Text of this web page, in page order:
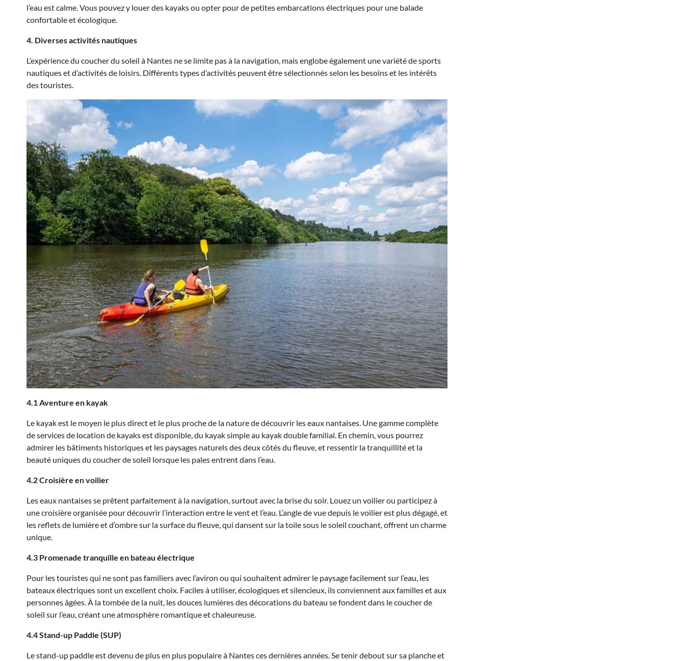
l’eau est calme. Vous pouvez y louer des kayaks ou opter pour de petites embarcations électriques pour une balade
confortable et écologique.
4. Diverses activités nautiques
L’expérience du coucher du soleil à Nantes ne se limite pas à la navigation, mais englobe également une variété de sports
nautiques et d’activités de loisirs. Différents types d’activités peuvent être sélectionnés selon les besoins et les intérêts
des touristes.
4.1 Aventure en kayak
Le kayak est le moyen le plus direct et le plus proche de la nature de découvrir les eaux nantaises. Une gamme complète
de services de location de kayaks est disponible, du kayak simple au kayak double familial. En chemin, vous pourrez
admirer les bâtiments historiques et les paysages naturels des deux côtés du fleuve, et ressentir la tranquillité et la
beauté uniques du coucher de soleil lorsque les pales entrent dans l’eau.
4.2 Croisière en voilier
Les eaux nantaises se prêtent parfaitement à la navigation, surtout avec la brise du soir. Louez un voilier ou participez à
une croisière organisée pour découvrir l’interaction entre le vent et l’eau. L’angle de vue depuis le voilier est plus dégagé, et
les reflets de lumière et d’ombre sur la surface du fleuve, qui dansent sur la toile sous le soleil couchant, offrent un charme
unique.
4.3 Promenade tranquille en bateau électrique
Pour les touristes qui ne sont pas familiers avec l’aviron ou qui souhaitent admirer le paysage facilement sur l’eau, les
bateaux électriques sont un excellent choix. Faciles à utiliser, écologiques et silencieux, ils conviennent aux familles et aux
personnes âgées. À la tombée de la nuit, les douces lumières des décorations du bateau se fondent dans le coucher de
soleil sur l’eau, créant une atmosphère romantique et chaleureuse.
4.4 Stand-up Paddle (SUP)
Le stand-up paddle est devenu de plus en plus populaire à Nantes ces dernières années. Se tenir debout sur sa planche et